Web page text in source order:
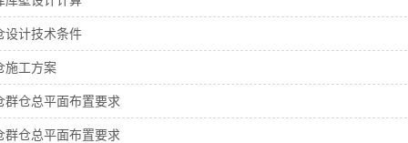
设计技术条件
施工方案
群仓总平面布置要求
群仓总平面布置要求